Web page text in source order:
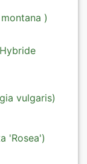
)
vulgaris)
'Rosea')